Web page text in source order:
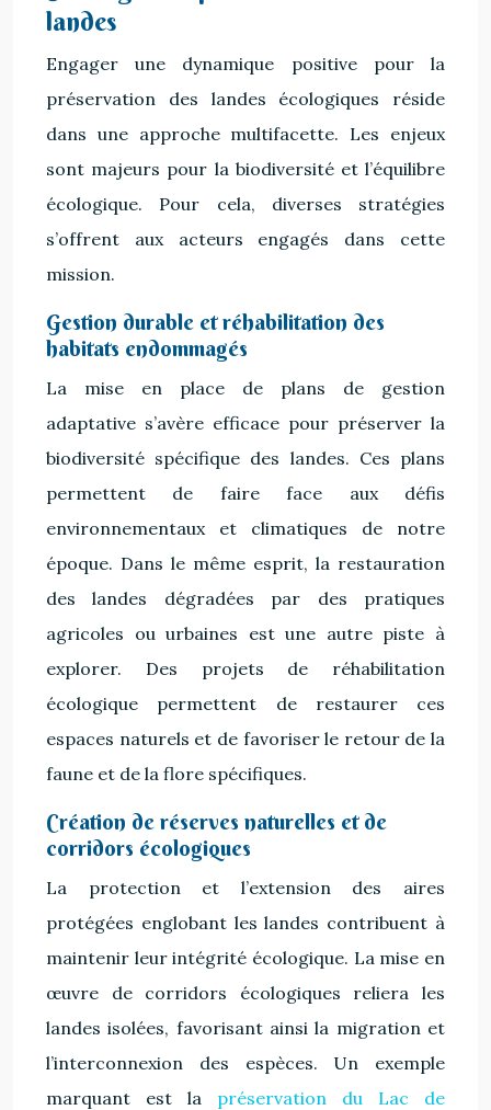
landes
Engager une dynamique positive pour la
préservation des landes écologiques réside
dans une approche multifacette. Les enjeux
sont majeurs pour la biodiversité et l’équilibre
écologique. Pour cela, diverses stratégies
s’offrent aux acteurs engagés dans cette
mission.
Gestion durable et réhabilitation des
habitats endommagés
La mise en place de plans de gestion
adaptative s’avère efficace pour préserver la
biodiversité spécifique des landes. Ces plans
permettent de faire face aux défis
environnementaux et climatiques de notre
époque. Dans le même esprit, la restauration
des landes dégradées par des pratiques
agricoles ou urbaines est une autre piste à
explorer. Des projets de réhabilitation
écologique permettent de restaurer ces
espaces naturels et de favoriser le retour de la
faune et de la flore spécifiques.
Création de réserves naturelles et de
corridors écologiques
La protection et l’extension des aires
protégées englobant les landes contribuent à
maintenir leur intégrité écologique. La mise en
œuvre de corridors écologiques reliera les
landes isolées, favorisant ainsi la migration et
l’interconnexion des espèces. Un exemple
marquant est la préservation du Lac de